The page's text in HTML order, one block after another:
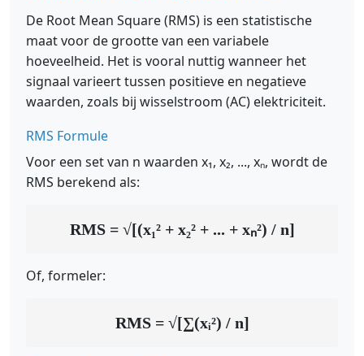
De Root Mean Square (RMS) is een statistische
maat voor de grootte van een variabele
hoeveelheid. Het is vooral nuttig wanneer het
signaal varieert tussen positieve en negatieve
waarden, zoals bij wisselstroom (AC) elektriciteit.
RMS Formule
Voor een set van n waarden x₁, x₂, ..., xₙ, wordt de
RMS berekend als:
RMS = √[(x₁² + x₂² + ... + xₙ²) / n]
Of, formeler:
RMS = √[∑(xᵢ²) / n]